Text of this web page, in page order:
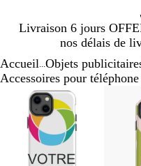
Livraison 6 jours
nos délais de
Diapositive
1
Accueil Objets
Accessoires pour
Image
zoomable
Zoom
au
minimum
Cliquez
pour
développer
Utilisez
les
touches
plus
et
Diapositive